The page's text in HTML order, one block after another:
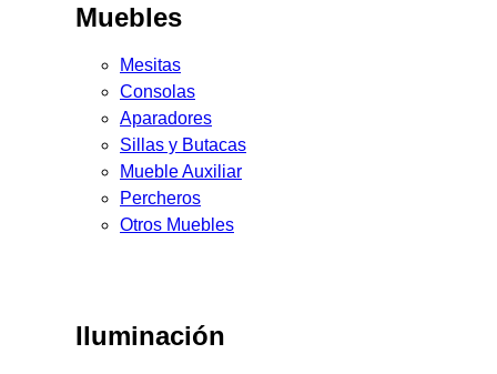
Muebles
Mesitas
Consolas
Aparadores
Sillas y Butacas
Mueble Auxiliar
Percheros
Otros Muebles
Iluminación